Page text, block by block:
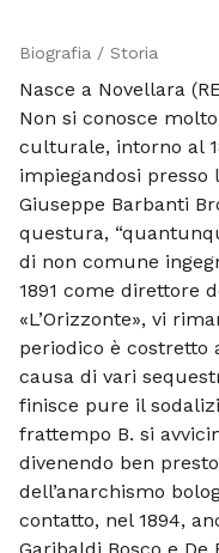
Biografia / Storia
Nasce a Novellara
Non si conosce
culturale, intorno al
impiegandosi presso
Giuseppe Barbanti
questura,
di non comune
1891 come direttore
«L’Orizzonte», vi
periodico è costretto
causa di vari
finisce pure il
frattempo B. si
divenendo ben
dell’anarchismo
contatto, nel 1894,